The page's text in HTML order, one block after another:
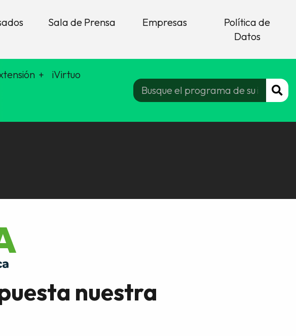
Sala de Prensa Empresas
Política de
Datos
iVirtuo
nuestra